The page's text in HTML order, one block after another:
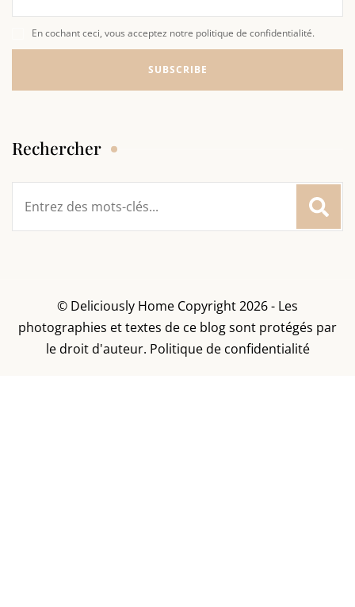
En cochant ceci, vous acceptez notre politique de confidentialité.
Rechercher
© Deliciously Home Copyright 2026 - Les
photographies et textes de ce blog sont protégés par
le droit d'auteur. Politique de confidentialité